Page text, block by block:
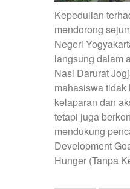
Kepedulian
mendorong
Negeri
langsung dalam
Nasi Darurat
mahasiswa
kelaparan dan
tetapi juga
mendukung
Development
Hunger (Tanpa